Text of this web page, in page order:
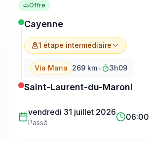
Offre
Cayenne
1 étape intermédiaire
Via Mana 269 km• 3h09
Saint-Laurent-du-Maroni
vendredi 31 juillet 2026
Passé
06:00